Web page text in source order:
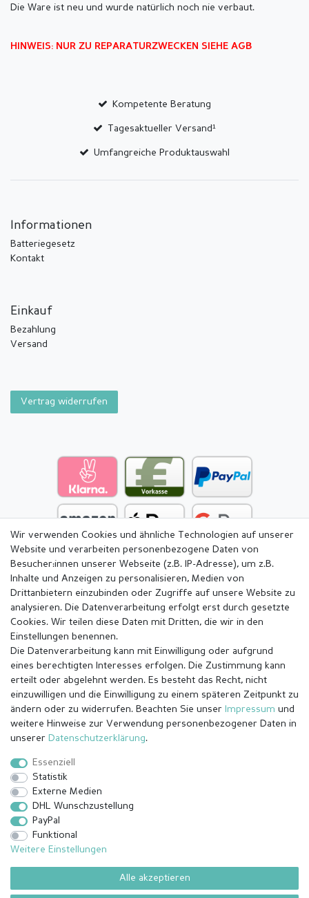
Die Ware ist neu und wurde natürlich noch nie verbaut.
HINWEIS: NUR ZU REPARATURZWECKEN SIEHE AGB
Kompetente Beratung
Tagesaktueller Versand¹
Umfangreiche Produktauswahl
Informationen
Batteriegesetz
Kontakt
Einkauf
Bezahlung
Versand
Vertrag widerrufen
Impressum Daten­schutz­erklärung
Barrierefreiheitserklärung
© Copyright 2026 | Alle Rechte vorbehalten.
Wir verwenden Cookies und ähnliche Technologien auf unserer
Website und verarbeiten personenbezogene Daten von
Besucher:innen unserer Webseite (z.B. IP-Adresse), um z.B.
Inhalte und Anzeigen zu personalisieren, Medien von
Drittanbietern einzubinden oder Zugriffe auf unsere Website zu
analysieren. Die Datenverarbeitung erfolgt erst durch gesetzte
Cookies. Wir teilen diese Daten mit Dritten, die wir in den
Einstellungen benennen.
Die Datenverarbeitung kann mit Einwilligung oder aufgrund
eines berechtigten Interesses erfolgen. Die Zustimmung kann
erteilt oder abgelehnt werden. Es besteht das Recht, nicht
einzuwilligen und die Einwilligung zu einem späteren Zeitpunkt zu
ändern oder zu widerrufen. Beachten Sie unser Impressum und
weitere Hinweise zur Verwendung personenbezogener Daten in
unserer Daten­schutz­erklärung.
Essenziell
Statistik
Externe Medien
DHL Wunschzustellung
PayPal
Funktional
Weitere Einstellungen
Alle akzeptieren